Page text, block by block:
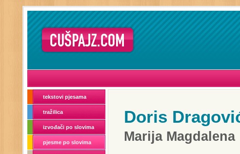
tekstovi pjesama
tražilica
izvođači po slovima
pjesme po slovima
Doris
Marija Magdalena